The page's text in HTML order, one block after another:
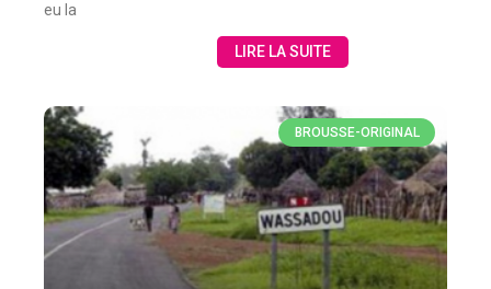
eu la
LIRE LA SUITE
BROUSSE-ORIGINAL